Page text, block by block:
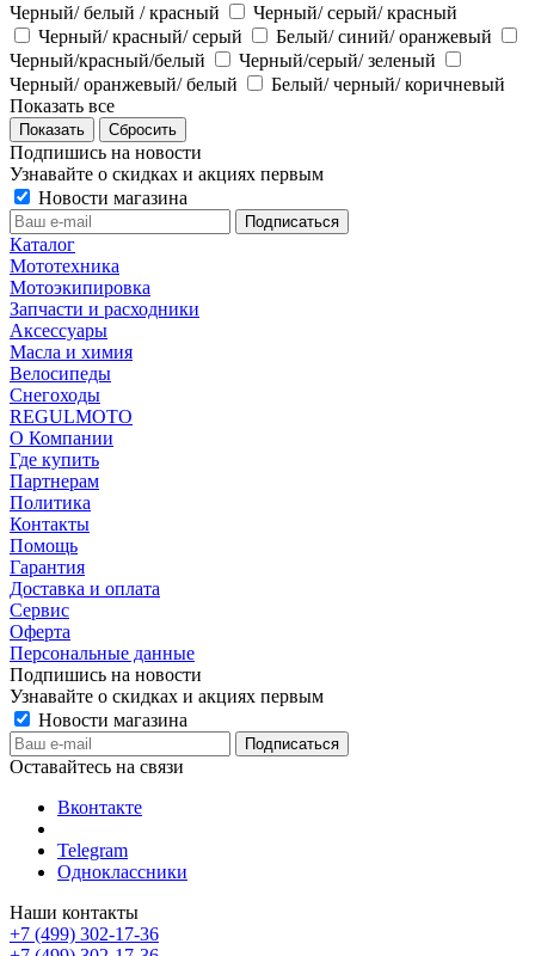
Черный/ белый / красный
Черный/ серый/ красный
Черный/ красный/ серый
Белый/ синий/ оранжевый
Черный/красный/белый
Черный/серый/ зеленый
Черный/ оранжевый/ белый
Белый/ черный/ коричневый
Показать все
Сбросить
Подпишись на новости
Узнавайте о скидках и акциях первым
Новости магазина
Каталог
Мототехника
Мотоэкипировка
Запчасти и расходники
Аксессуары
Масла и химия
Велосипеды
Снегоходы
REGULMOTO
О Компании
Где купить
Партнерам
Политика
Контакты
Помощь
Гарантия
Доставка и оплата
Сервис
Оферта
Персональные данные
Подпишись на новости
Узнавайте о скидках и акциях первым
Новости магазина
Оставайтесь на связи
Вконтакте
Telegram
Одноклассники
Наши контакты
+7 (499) 302-17-36